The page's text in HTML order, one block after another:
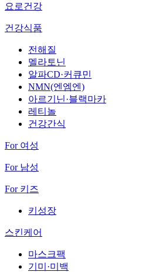
요로건강
건강식품
전해질
멜라토닌
알파CD·커큐민
NMN(엔엠엔)
아르기닌·블랙마카
레티놀
건강간식
For 여성
For 남성
For 키즈
키성장
스킨케어
마스크팩
기미·미백